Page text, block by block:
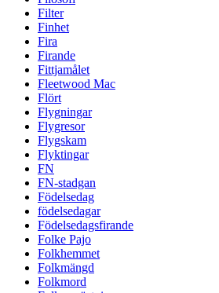
Filter
Finhet
Fira
Firande
Fittjamålet
Fleetwood Mac
Flört
Flygningar
Flygresor
Flygskam
Flyktingar
FN
FN-stadgan
Födelsedag
födelsedagar
Födelsedagsfirande
Folke Pajo
Folkhemmet
Folkmängd
Folkmord